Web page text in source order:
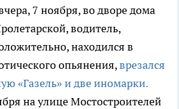
7 ноября, во дворе дома
водитель,
находился в
опьянения,врезался
«Газель» и две иномарки.
на улице Мостостроителей